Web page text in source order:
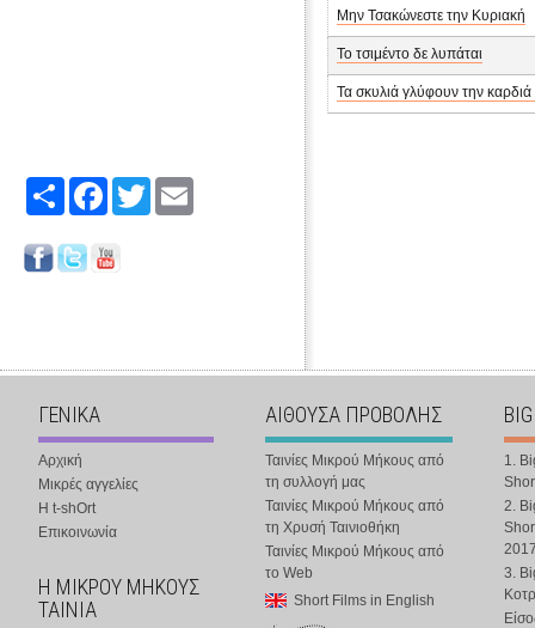
Share FacebookTwitter
Μην Τσακώνεστε την Κυριακή
Το τσιμέντο δε λυπάται
Τα σκυλιά γλύφουν την
ΓΕΝΙΚΑ
Αρχική
Μικρές αγγελίες
Η t-shOrt
Επικοινωνία
Η ΜΙΚΡΟΥ ΜΗΚΟΥΣ
ΤΑΙΝΙΑ
ΑΙΘΟΥΣΑ ΠΡΟΒΟΛΗΣ
Ταινίες Μικρού Μήκους από
τη συλλογή μας
Ταινίες Μικρού Μήκους από
τη Χρυσή Ταινιοθήκη
Ταινίες Μικρού Μήκους από
το Web
Short Films in English
1.
2.
3.